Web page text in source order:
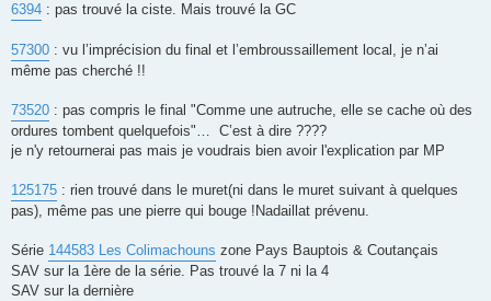
6394 : pas trouvé la ciste. Mais trouvé la GC
57300 : vu l’imprécision du final et l’embroussaillement local, je n’ai
même pas cherché !!
73520 : pas compris le final "Comme une autruche, elle se cache où des
ordures tombent quelquefois"… C’est à dire ????
je n'y retournerai pas mais je voudrais bien avoir l'explication par MP
125175 : rien trouvé dans le muret(ni dans le muret suivant à quelques
pas), même pas une pierre qui bouge !Nadaillat prévenu.
Série 144583 Les Colimachouns zone Pays Bauptois & Coutançais
SAV sur la 1ère de la série. Pas trouvé la 7 ni la 4
SAV sur la dernière